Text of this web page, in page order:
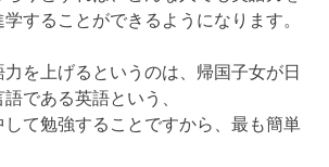
することができるようになります。
を上げるというのは、帰国子女が日
である英語という、
て勉強することですから、最も簡単